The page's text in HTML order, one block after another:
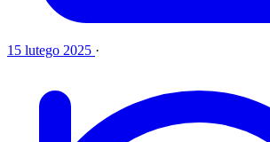
15 lutego 2025 ·